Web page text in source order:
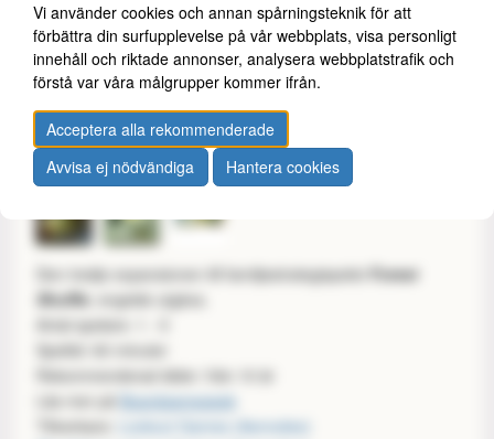
Den tredje expansionen till familjestrategispelet
Forest
Shuffle
, engelsk utgåva.
Antal spelare: 1 - 5
Speltid: 60 minuter
Rekommenderad ålder: från 10 år
Boardgamegeek
Tillverkare:
Lookout Games (Asmodee)
Vi använder cookies och annan spårningsteknik för att
förbättra din surfupplevelse på vår webbplats, visa personligt
innehåll och riktade annonser, analysera webbplatstrafik och
förstå var våra målgrupper kommer ifrån.
Acceptera alla rekommenderade
Avvisa ej nödvändiga
Hantera cookies